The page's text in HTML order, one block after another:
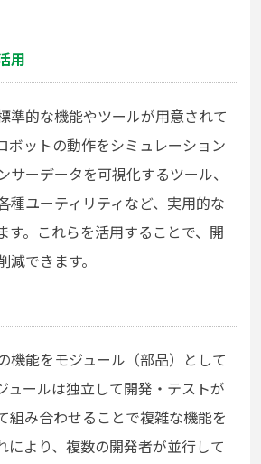
用
準的な機能やツールが用意されて
ボットの動作をシミュレーション
サーデータを可視化するツール、
種ユーティリティなど、実用的な
す。これらを活用することで、開
できます。
機能をモジュール（部品）として
ュールは独立して開発・テストが
組み合わせることで複雑な機能を
により、複数の開発者が並行して